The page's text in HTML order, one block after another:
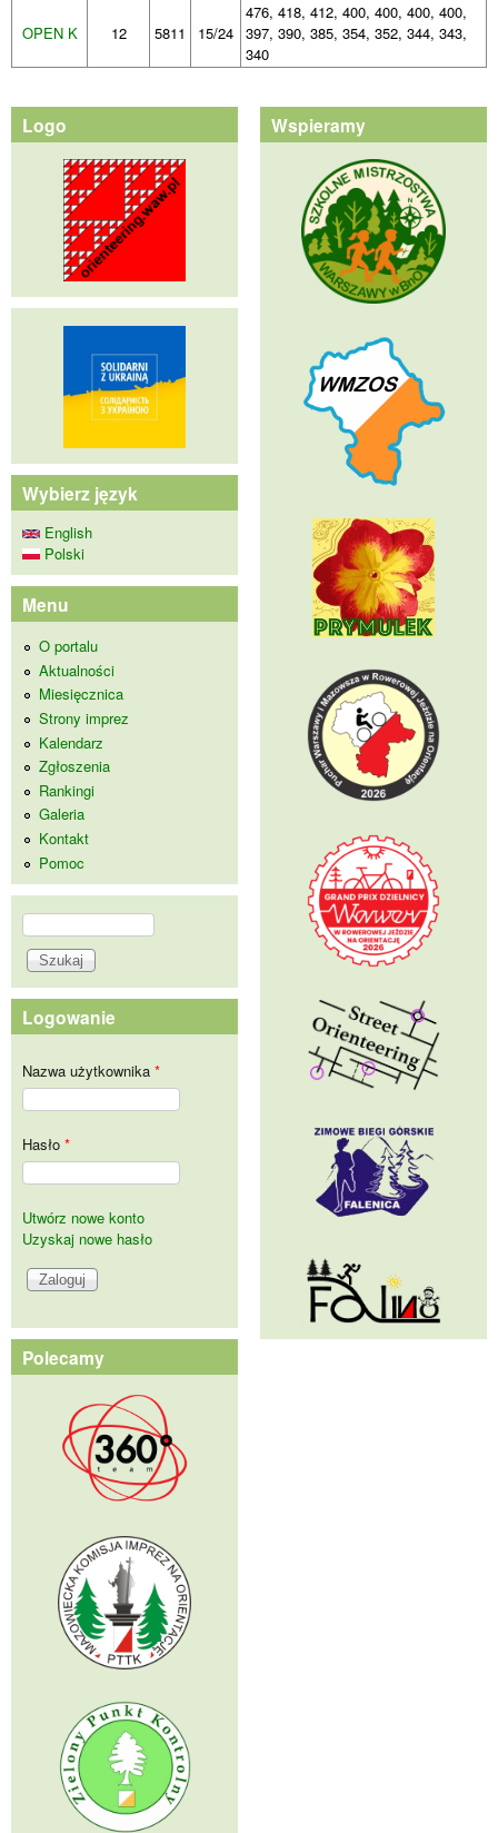
OPEN K 12 5811 15/24
476, 418, 412, 400, 400, 400, 400,
397, 390, 385, 354, 352, 344, 343,
340
Logo
Wybierz język
English
Polski
Menu
O portalu
Aktualności
Miesięcznica
Strony imprez
Kalendarz
Zgłoszenia
Rankingi
Galeria
Kontakt
Pomoc
Formularz wyszukiwania
Szukaj
Logowanie
Nazwa użytkownika *
Hasło *
Utwórz nowe konto
Uzyskaj nowe hasło
Polecamy
Wspieramy